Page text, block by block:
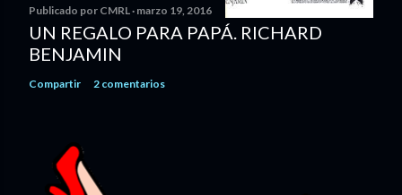
Publicado por CMRL marzo 19, 2016
UN REGALO PARA PAPÁ. RICHARD
BENJAMIN
Compartir 2 comentarios